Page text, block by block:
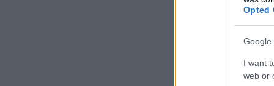
Opted
Google
I want
web or